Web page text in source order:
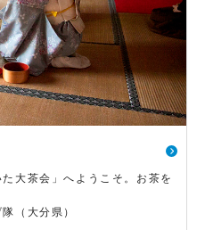
大茶会」へようこそ。お茶を
（大分県）